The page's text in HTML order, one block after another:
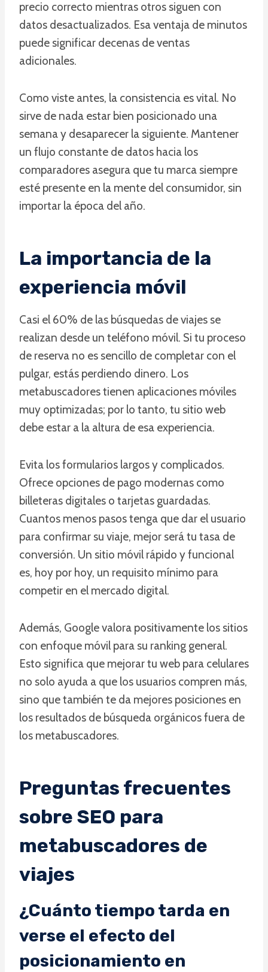
precio correcto mientras otros siguen con
datos desactualizados. Esa ventaja de minutos
puede significar decenas de ventas
adicionales.
Como viste antes, la consistencia es vital. No
sirve de nada estar bien posicionado una
semana y desaparecer la siguiente. Mantener
un flujo constante de datos hacia los
comparadores asegura que tu marca siempre
esté presente en la mente del consumidor, sin
importar la época del año.
La importancia de la
experiencia móvil
Casi el 60% de las búsquedas de viajes se
realizan desde un teléfono móvil. Si tu proceso
de reserva no es sencillo de completar con el
pulgar, estás perdiendo dinero. Los
metabuscadores tienen aplicaciones móviles
muy optimizadas; por lo tanto, tu sitio web
debe estar a la altura de esa experiencia.
Evita los formularios largos y complicados.
Ofrece opciones de pago modernas como
billeteras digitales o tarjetas guardadas.
Cuantos menos pasos tenga que dar el usuario
para confirmar su viaje, mejor será tu tasa de
conversión. Un sitio móvil rápido y funcional
es, hoy por hoy, un requisito mínimo para
competir en el mercado digital.
Además, Google valora positivamente los sitios
con enfoque móvil para su ranking general.
Esto significa que mejorar tu web para celulares
no solo ayuda a que los usuarios compren más,
sino que también te da mejores posiciones en
los resultados de búsqueda orgánicos fuera de
los metabuscadores.
Preguntas frecuentes
sobre SEO para
metabuscadores de
viajes
¿Cuánto tiempo tarda en
verse el efecto del
posicionamiento en